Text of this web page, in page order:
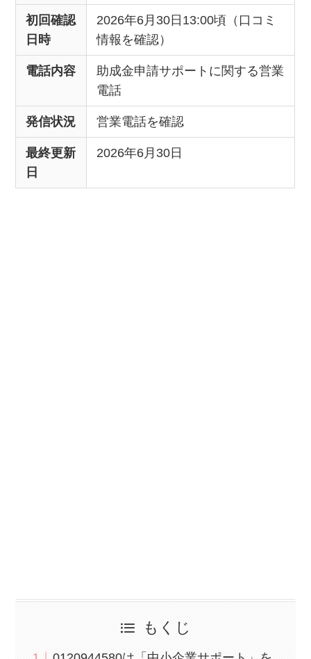
初回確認
日時
2026年6月30日13:00頃（口コミ
情報を確認）
電話内容
助成金申請サポートに関する営業
電話
発信状況 営業電話を確認
最終更新
日
2026年6月30日
もくじ